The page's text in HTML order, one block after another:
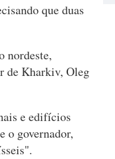
que duas
nordeste,
de Kharkiv, Oleg
e edifícios
o governador,